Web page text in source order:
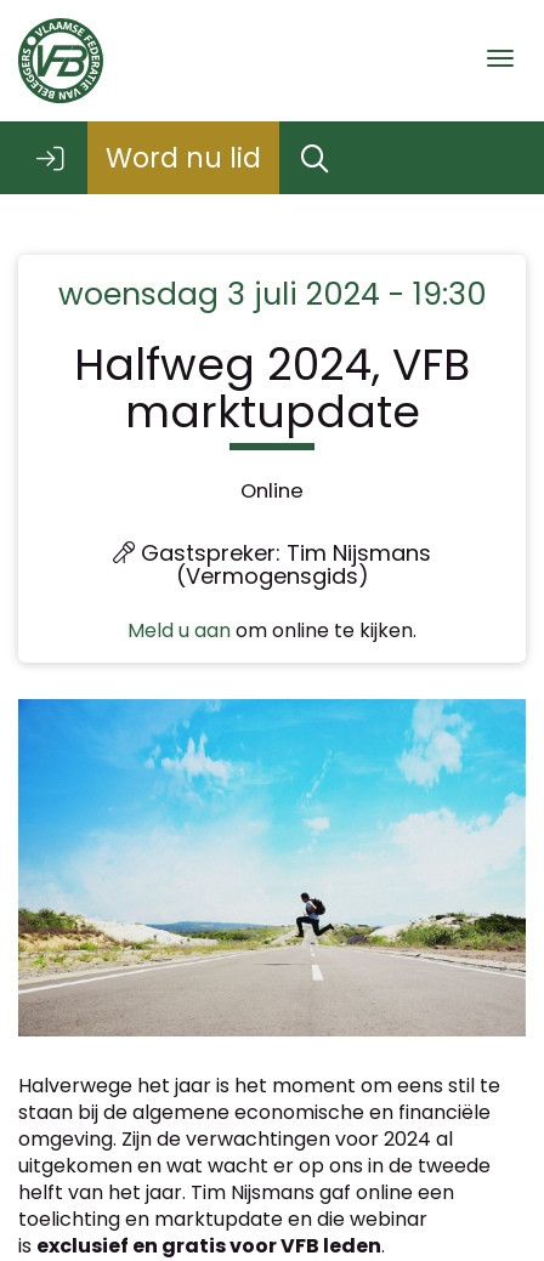
Word nu lid
woensdag 3 juli 2024 - 19:30
Halfweg 2024, VFB
marktupdate
Online
Gastspreker: Tim Nijsmans
(Vermogensgids)
Meld u aanom online te kijken.
Halverwege het jaar is het moment om eens stil te
staan bij de algemene economische en financiële
omgeving. Zijn de verwachtingen voor 2024 al
uitgekomen en wat wacht er op ons in de tweede
helft van het jaar. Tim Nijsmans gaf online een
toelichting en marktupdate en die webinar
is exclusief en gratis voor VFB leden.